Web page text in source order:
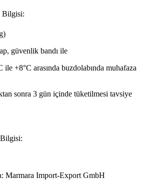
Bilgisi:
güvenlik bandı ile
ile +8°C arasında buzdolabında muhafaza
sonra 3 gün içinde tüketilmesi tavsiye
Marmara Import-Export GmbH